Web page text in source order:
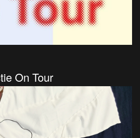
On Tour